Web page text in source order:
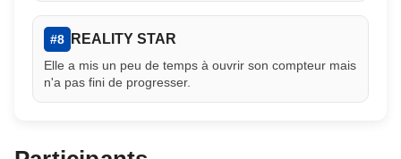
#8 REALITY STAR
Elle a mis un peu de temps à ouvrir son compteur mais
n'a pas fini de progresser.